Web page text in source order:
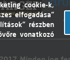
cookie-k,
elfogadása"
részben
vonatkozó